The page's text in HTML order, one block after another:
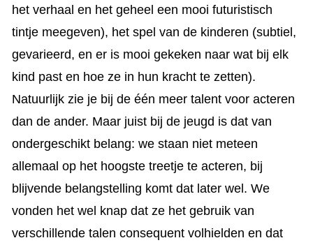
het verhaal en het geheel een mooi futuristisch
tintje meegeven), het spel van de kinderen (subtiel,
gevarieerd, en er is mooi gekeken naar wat bij elk
kind past en hoe ze in hun kracht te zetten).
Natuurlijk zie je bij de één meer talent voor acteren
dan de ander. Maar juist bij de jeugd is dat van
ondergeschikt belang: we staan niet meteen
allemaal op het hoogste treetje te acteren, bij
blijvende belangstelling komt dat later wel. We
vonden het wel knap dat ze het gebruik van
verschillende talen consequent volhielden en dat